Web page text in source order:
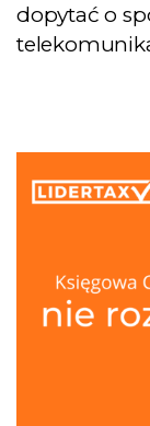
dopytać o